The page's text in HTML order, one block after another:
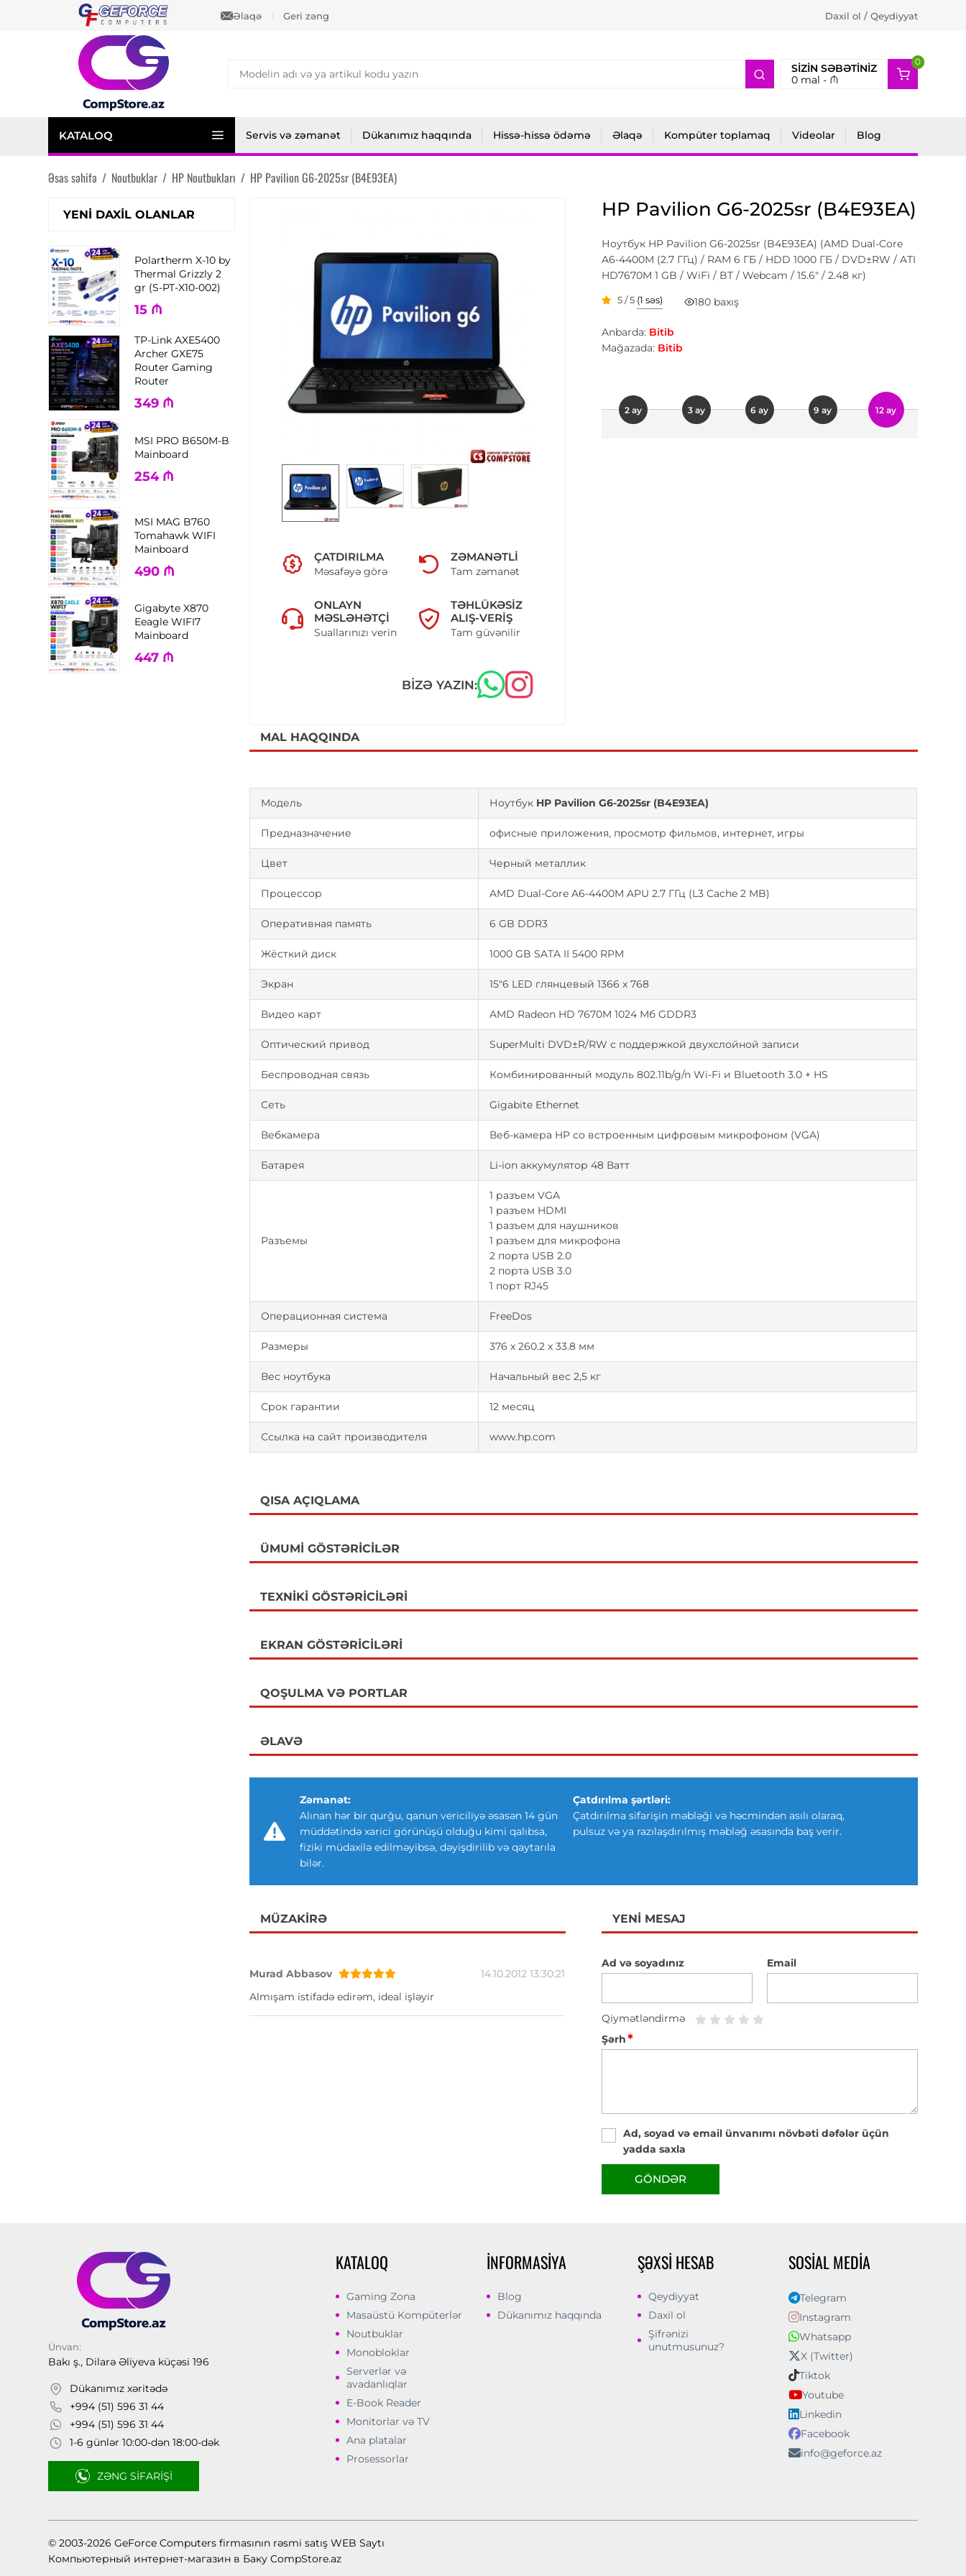
Əlaqə Geri zəng Daxil ol / Qeydiyyat
SIZIN SƏBƏTINIZ
0mal - ₼
0
2
KATALOQ Servis və zəmanət Dükanımız haqqında Hissə-hissə ödəmə Əlaqə Kompüter toplamaq Videolar Blog
Əsas səhifə / Noutbuklar / HP Noutbukları / HP Pavilion G6-2025sr (B4E93EA)
YENI DAXIL OLANLAR
Polartherm X-10 by
Thermal Grizzly 2
gr (S-PT-X10-002)
15 ₼
TP-Link AXE5400
Archer GXE75
Router Gaming
Router
349 ₼
MSI PRO B650M-B
Mainboard
254 ₼
MSI MAG B760
Tomahawk WIFI
Mainboard
490 ₼
Gigabyte X870
Eeagle WIFI7
Mainboard
447 ₼
ÇATDIRILMA
Məsafəyə görə
ZƏMANƏTLI
Tam zəmanət
ONLAYN
MƏSLƏHƏTÇI
Suallarınızı verin
TƏHLÜKƏSIZ
ALIŞ-VERIŞ
Tam güvənilir
BIZƏ YAZIN:
HP Pavilion G6-2025sr (B4E93EA)
Ноутбук HP Pavilion G6-2025sr (B4E93EA) (AMD Dual-Core
A6-4400M (2.7 ГГц) / RAM 6 ГБ / HDD 1000 ГБ / DVD±RW / ATI
HD7670M 1 GB / WiFi / BT / Webcam / 15.6" / 2.48 кг)
5 / 5 (1 səs) 180 baxış
Anbarda: Bitib
Mağazada: Bitib
2 ay 3 ay 6 ay 9 ay 12 ay
MAL HAQQINDA
Модель Ноутбук HP Pavilion G6-2025sr (B4E93EA)
Предназначение офисные приложения, просмотр фильмов, интернет, игры
Цвет Черный металлик
Процессор AMD Dual-Core A6-4400M APU 2.7 ГГц (L3 Cache 2 MB)
Оперативная память 6 GB DDR3
Жёсткий диск 1000 GB SATA II 5400 RPM
Экран 15"6 LED глянцевый 1366 x 768
Видео карт AMD Radeon HD 7670M 1024 Мб GDDR3
Оптический привод SuperMulti DVD±R/RW с поддержкой двухслойной записи
Беспроводная связь Комбинированный модуль 802.11b/g/n Wi-Fi и Bluetooth 3.0 + HS
Сеть Gigabite Ethernet
Вебкамера Веб-камера HP со встроенным цифровым микрофоном (VGA)
Батарея Li-ion аккумулятор 48 Ватт
Разъемы
1 разъем VGA
1 разъем HDMI
1 разъем для наушников
1 разъем для микрофона
2 порта USB 2.0
2 порта USB 3.0
1 порт RJ45
Операционная система FreeDos
Размеры 376 x 260.2 x 33.8 мм
Вес ноутбука Начальный вес 2,5 кг
Срок гарантии 12 месяц
Ссылка на сайт производителя www.hp.com
QISA AÇIQLAMA
ÜMUMI GÖSTƏRICILƏR
TEXNIKI GÖSTƏRICILƏRI
EKRAN GÖSTƏRICILƏRI
QOŞULMA VƏ PORTLAR
ƏLAVƏ
Zəmanət:
Alınan hər bir qurğu, qanun vericiliyə əsasən 14 gün
müddətində xarici görünüşü olduğu kimi qalıbsa,
fiziki müdaxilə edilməyibsə, dəyişdirilib və qaytarıla
bilər.
Çatdırılma şərtləri:
Çatdırılma sifarişin məbləği və həcmindən asılı olaraq,
pulsuz və ya razılaşdırılmış məbləğ əsasında baş verir.
MÜZAKIRƏ
Murad Abbasov
14.10.2012 13:30:21
Almışam istifadə edirəm, ideal işləyir
YENI MESAJ
Ad və soyadınız Email
Qiymətləndirmə
Şərh*
Ad, soyad və email ünvanımı növbəti dəfələr üçün
yadda saxla
GÖNDƏR
Ünvan:
Bakı ş., Dilarə Əliyeva küçəsi 196
Dükanımız xəritədə
+994 (51) 596 31 44
+994 (51) 596 31 44
1-6 günlər 10:00-dən 18:00-dək
ZƏNG SIFARIŞI
KATALOQ
Gaming Zona
Masaüstü Kompüterlər
Noutbuklar
Monobloklar
Serverlər və
avadanlıqlar
E-Book Reader
Monitorlar və TV
Ana platalar
Prosessorlar
İNFORMASIYA
Blog
Dükanımız haqqında
ŞƏXSI HESAB
Qeydiyyat
Daxil ol
Şifrənizi
unutmusunuz?
SOSIAL MEDIA
Telegram
Instagram
Whatsapp
X (Twitter)
Tiktok
Youtube
Linkedin
Facebook
info@geforce.az
© 2003-2026 GeForce Computers firmasının rəsmi satış WEB Saytı
Компьютерный интернет-магазин в Баку CompStore.az